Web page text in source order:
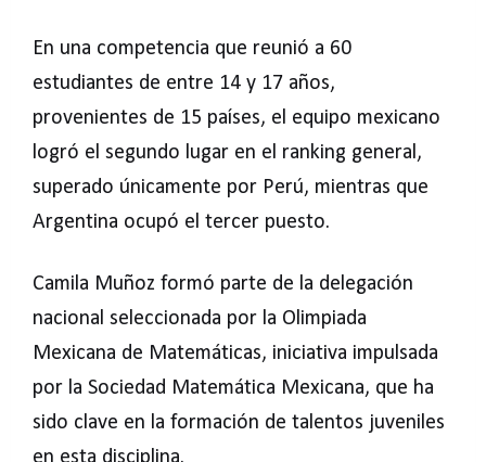
En una competencia que reunió a 60
estudiantes de entre 14 y 17 años,
provenientes de 15 países, el equipo mexicano
logró el segundo lugar en el ranking general,
superado únicamente por Perú, mientras que
Argentina ocupó el tercer puesto.
Camila Muñoz formó parte de la delegación
nacional seleccionada por la Olimpiada
Mexicana de Matemáticas, iniciativa impulsada
por la Sociedad Matemática Mexicana, que ha
sido clave en la formación de talentos juveniles